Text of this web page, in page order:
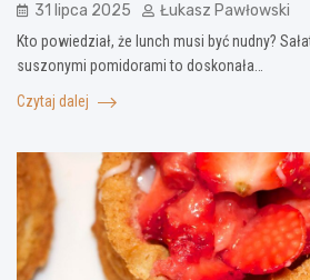
31 lipca 2025 Łukasz Pawłowski
Kto powiedział, że lunch musi być nudny?
suszonymi pomidorami to doskonała…
Czytaj dalej